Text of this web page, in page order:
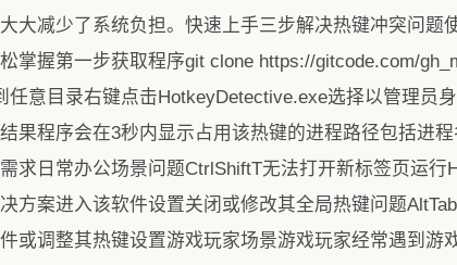
大减少了系统负担。快速上手三步解决热键冲突问
掌握第一步获取程序git clone https://gitcode.com/
任意目录右键点击HotkeyDetective.exe选择以管理员
果程序会在3秒内显示占用该热键的进程路径包括进
求日常办公场景问题CtrlShiftT无法打开新标签页运
方案进入该软件设置关闭或修改其全局热键问题
或调整其热键设置游戏玩家场景游戏玩家经常遇到